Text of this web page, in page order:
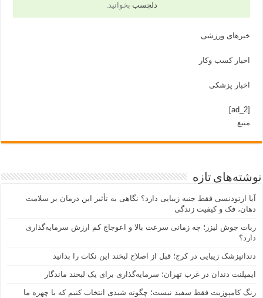
دلچسب بخوانید.
خبرهای ورزشی
اخبار کسب وکار
اخبار پزشکی
[ad_2]
منبع
نوشته‌های تازه
آیا ارتودنسی فقط جنبه زیبایی دارد؟ نگاهی به تأثیر این درمان بر سلامت
دهان، فک و کیفیت زندگی
ربات جوش لیزر؛ چه زمانی سرعت بالا و اعوجاج کم ارزش سرمایه‌گذاری
دارد؟
دندانپزشک زیبایی در کرج؛ قبل از اصلاح لبخند این نکات را بدانید
ایمپلنت دندان در غرب تهران؛ سرمایه‌گذاری برای یک لبخند ماندگار
رنگ کامپوزیت فقط سفید نیست؛ چگونه شیدی انتخاب کنیم که با چهره ما